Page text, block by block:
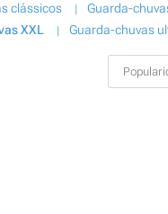
clássicos
Guarda-
XXL
Guarda-chuvas